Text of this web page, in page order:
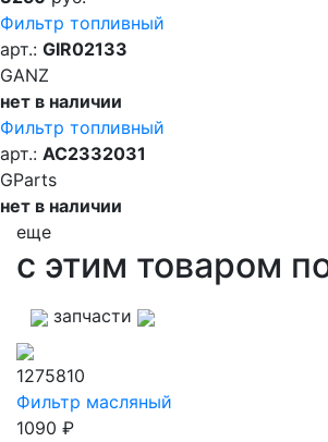
Фильтр топливный
арт.: GIR02133
GANZ
нет в наличии
Фильтр топливный
арт.: AC2332031
GParts
нет в наличии
еще
с этим товаром
запчасти
1275810
Фильтр масляный
1090 ₽